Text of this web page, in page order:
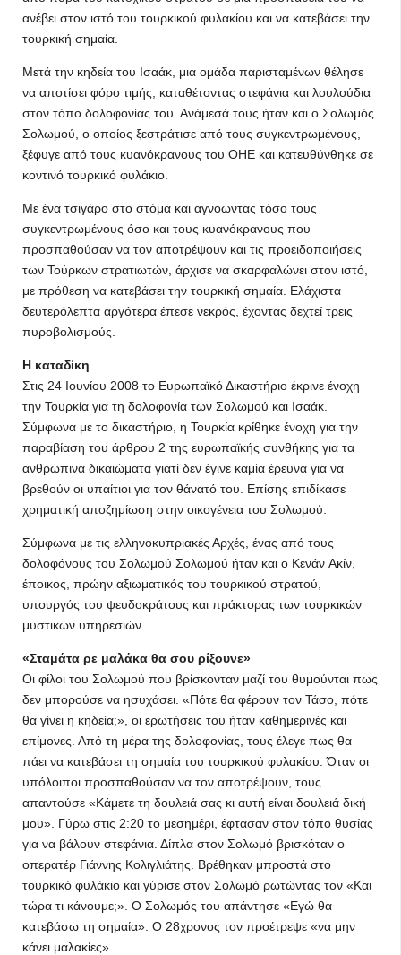
ανέβει στον ιστό του τουρκικού φυλακίου και να κατεβάσει την
τουρκική σημαία.
Μετά την κηδεία του Ισαάκ, μια ομάδα παρισταμένων θέλησε
να αποτίσει φόρο τιμής, καταθέτοντας στεφάνια και λουλούδια
στον τόπο δολοφονίας του. Ανάμεσά τους ήταν και ο Σολωμός
Σολωμού, ο οποίος ξεστράτισε από τους συγκεντρωμένους,
ξέφυγε από τους κυανόκρανους του ΟΗΕ και κατευθύνθηκε σε
κοντινό τουρκικό φυλάκιο.
Με ένα τσιγάρο στο στόμα και αγνοώντας τόσο τους
συγκεντρωμένους όσο και τους κυανόκρανους που
προσπαθούσαν να τον αποτρέψουν και τις προειδοποιήσεις
των Τούρκων στρατιωτών, άρχισε να σκαρφαλώνει στον ιστό,
με πρόθεση να κατεβάσει την τουρκική σημαία. Ελάχιστα
δευτερόλεπτα αργότερα έπεσε νεκρός, έχοντας δεχτεί τρεις
πυροβολισμούς.
Η καταδίκη
Στις 24 Ιουνίου 2008 το Ευρωπαϊκό Δικαστήριο έκρινε ένοχη
την Τουρκία για τη δολοφονία των Σολωμού και Ισαάκ.
Σύμφωνα με το δικαστήριο, η Τουρκία κρίθηκε ένοχη για την
παραβίαση του άρθρου 2 της ευρωπαϊκής συνθήκης για τα
ανθρώπινα δικαιώματα γιατί δεν έγινε καμία έρευνα για να
βρεθούν οι υπαίτιοι για τον θάνατό του. Επίσης επιδίκασε
χρηματική αποζημίωση στην οικογένεια του Σολωμού.
Σύμφωνα με τις ελληνοκυπριακές Αρχές, ένας από τους
δολοφόνους του Σολωμού Σολωμού ήταν και ο Kενάν Aκίν,
έποικος, πρώην αξιωματικός του τουρκικού στρατού,
υπουργός του ψευδοκράτους και πράκτορας των τουρκικών
μυστικών υπηρεσιών.
«Σταμάτα ρε μαλάκα θα σου ρίξουνε»
Οι φίλοι του Σολωμού που βρίσκονταν μαζί του θυμούνται πως
δεν μπορούσε να ησυχάσει. «Πότε θα φέρουν τον Τάσο, πότε
θα γίνει η κηδεία;», οι ερωτήσεις του ήταν καθημερινές και
επίμονες. Από τη μέρα της δολοφονίας, τους έλεγε πως θα
πάει να κατεβάσει τη σημαία του τουρκικού φυλακίου. Όταν οι
υπόλοιποι προσπαθούσαν να τον αποτρέψουν, τους
απαντούσε «Κάμετε τη δουλειά σας κι αυτή είναι δουλειά δική
μου». Γύρω στις 2:20 το μεσημέρι, έφτασαν στον τόπο θυσίας
για να βάλουν στεφάνια. Δίπλα στον Σολωμό βρισκόταν ο
οπερατέρ Γιάννης Κολιγλιάτης. Βρέθηκαν μπροστά στο
τουρκικό φυλάκιο και γύρισε στον Σολωμό ρωτώντας τον «Και
τώρα τι κάνουμε;». Ο Σολωμός του απάντησε «Εγώ θα
κατεβάσω τη σημαία». Ο 28χρονος τον προέτρεψε «να μην
κάνει μαλακίες».